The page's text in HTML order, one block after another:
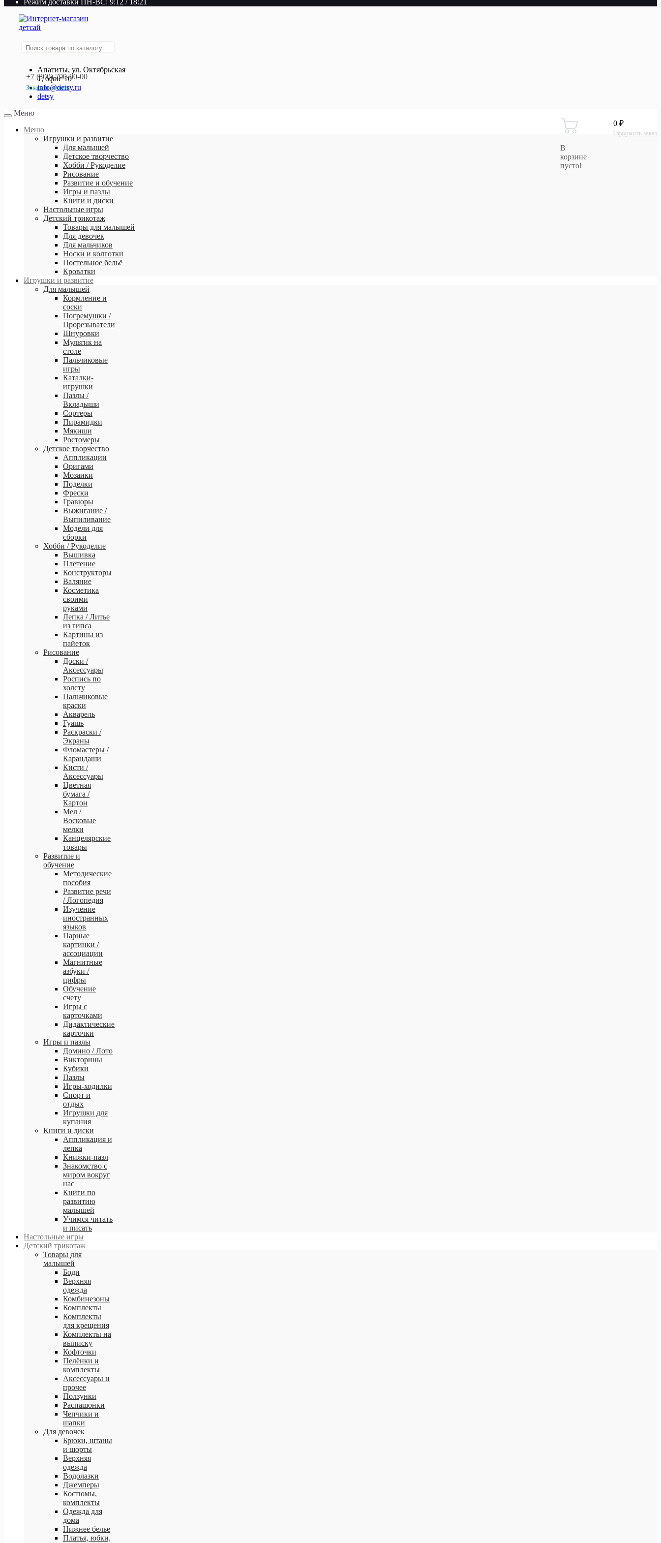
центр
Режим доставки ПН-ВС: 9:12 / 18:21
+7 (800) 700-00-00
Заказать звонок
+7 (800) 700-00-00
с 9:00 до 21:00
Апатиты, ул. Октябрьская
1, офис 10
info@detsy.ru
detsy
В
корзине
пусто!
0 ₽
Оформить заказ
Меню
Меню
Игрушки и развитие
Для малышей
Детское творчество
Хобби / Рукоделие
Рисование
Развитие и обучение
Игры и пазлы
Книги и диски
Настольные игры
Детский трикотаж
Товары для малышей
Для девочек
Для мальчиков
Носки и колготки
Постельное бельё
Кроватки
Игрушки и развитие
Для малышей
Кормление и
соски
Погремушки /
Прорезыватели
Шнуровки
Мультик на
столе
Пальчиковые
игры
Каталки-
игрушки
Пазлы /
Вкладыши
Сортеры
Пирамидки
Мякиши
Ростомеры
Детское творчество
Аппликации
Оригами
Мозаики
Поделки
Фрески
Гравюры
Выжигание /
Выпиливание
Модели для
сборки
Хобби / Рукоделие
Вышивка
Плетение
Конструкторы
Валяние
Косметика
своими
руками
Лепка / Литье
из гипса
Картины из
пайеток
Рисование
Доски /
Аксессуары
Роспись по
холсту
Пальчиковые
краски
Акварель
Гуашь
Раскраски /
Экраны
Фломастеры /
Карандаши
Кисти /
Аксессуары
Цветная
бумага /
Картон
Мел /
Восковые
мелки
Канцелярские
товары
Развитие и
обучение
Методические
пособия
Развитие речи
/ Логопедия
Изучение
иностранных
языков
Парные
картинки /
ассоциации
Магнитные
азбуки /
цифры
Обучение
счету
Игры с
карточками
Дидактические
карточки
Игры и пазлы
Домино / Лото
Викторины
Кубики
Пазлы
Игры-ходилки
Спорт и
отдых
Игрушки для
купания
Книги и диски
Аппликация и
лепка
Книжки-пазл
Знакомство с
миром вокруг
нас
Книги по
развитию
малышей
Учимся читать
и писать
Настольные игры
Детский трикотаж
Товары для
малышей
Боди
Верхняя
одежда
Комбинезоны
Комплекты
Комплекты
для крещения
Комплекты на
выписку
Кофточки
Пелёнки и
комплекты
Аксессуары и
прочее
Ползунки
Распашонки
Чепчики и
шапки
Для девочек
Брюки, штаны
и шорты
Верхняя
одежда
Водолазки
Джемперы
Костюмы,
комплекты
Одежда для
дома
Нижнее белье
Платья, юбки,